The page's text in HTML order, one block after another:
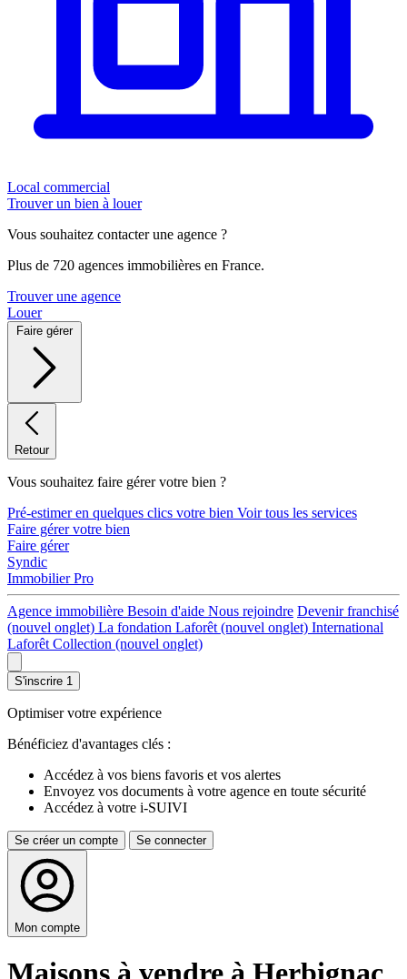
Local commercial
Trouver un bien à louer
Vous souhaitez contacter une agence ?
Plus de 720 agences immobilières en France.
Trouver une agence
Louer
Faire gérer
Retour
Vous souhaitez faire gérer votre bien ?
Pré-estimer en quelques clics votre bien Voir tous les services
Faire gérer votre bien
Faire gérer
Syndic
Immobilier Pro
Agence immobilière Besoin d'aide Nous rejoindre Devenir franchisé
(nouvel onglet) La fondation Laforêt (nouvel onglet) International
Laforêt Collection (nouvel onglet)
S'inscrire 1
Optimiser votre expérience
Bénéficiez d'avantages clés :
Accédez à vos biens favoris et vos alertes
Envoyez vos documents à votre agence en toute sécurité
Accédez à votre i-SUIVI
Se créer un compte Se connecter
Mon compte